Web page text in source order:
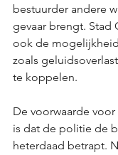
bestuurder andere
gevaar brengt. Stad
ook de
zoals
te koppelen.
De voorwaarde
is dat de politie de
heterdaad betrapt.